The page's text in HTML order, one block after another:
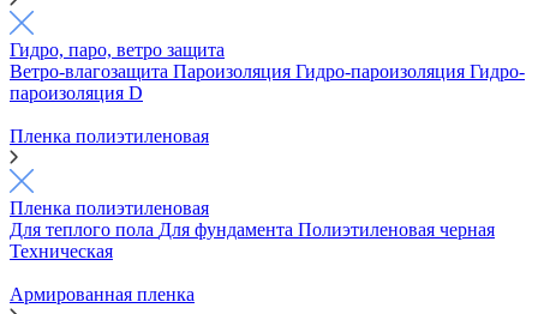
Гидро, паро, ветро защита
Ветро-влагозащита Пароизоляция Гидро-пароизоляция Гидро-
пароизоляция D
Пленка полиэтиленовая
Пленка полиэтиленовая
Для теплого пола Для фундамента Полиэтиленовая черная
Техническая
Армированная пленка